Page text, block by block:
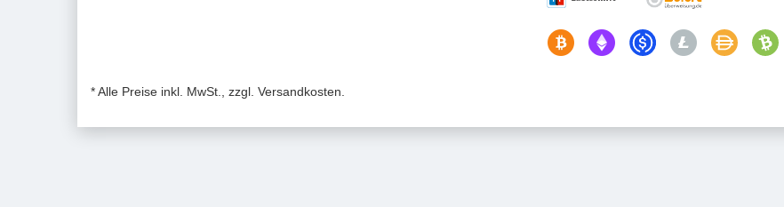
* Alle Preise inkl. MwSt., zzgl. Versandkosten.